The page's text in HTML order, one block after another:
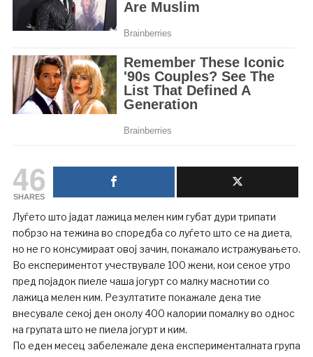
46
SHARES
Луѓето што јадат лажица мелен ким губат дури трипати
побрзо на тежина во споредба со луѓето што се на диета,
но не го консумираат овој зачин, покажало истражувањето.
Во експериментот учествувале 100 жени, кои секое утро
пред појадок пиеле чаша јогурт со малку маснотии со
лажица мелен ким. Резултатите покажале дека тие
внесувале секој ден околу 400 калории помалку во однос
на групата што не пиела јогурт и ким.
По еден месец забележале дека експерименталната група